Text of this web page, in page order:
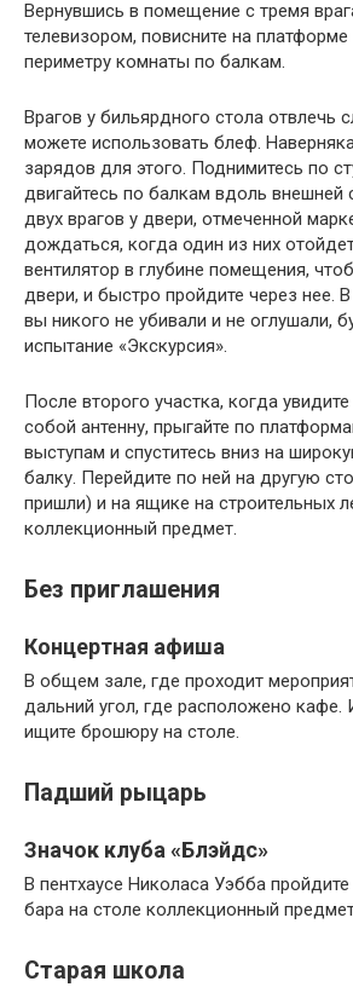
Вернувшись в помещение с тремя
телевизором, повисните на платформе
периметру комнаты по балкам.
Врагов у бильярдного стола отвлечь
можете использовать блеф.
зарядов для этого. Поднимитесь по
двигайтесь по балкам вдоль внешней
двух врагов у двери, отмеченной
дождаться, когда один из них
вентилятор в глубине помещения,
двери, и быстро пройдите через нее.
вы никого не убивали и не оглушали,
испытание «Экскурсия».
После второго участка, когда
собой антенну, прыгайте по
выступам и спуститесь вниз на
балку. Перейдите по ней на другую
пришли) и на ящике на строительных
коллекционный предмет.
Без приглашения
Концертная афиша
В общем зале, где проходит
дальний угол, где расположено кафе.
ищите брошюру на столе.
Падший рыцарь
Значок клуба «Блэйдс»
В пентхаусе Николаса Уэбба
бара на столе коллекционный
Старая школа